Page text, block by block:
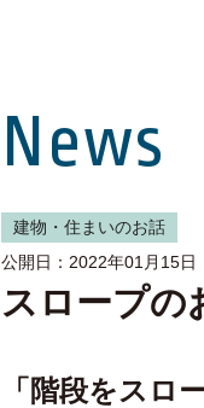
News
建物・住まいのお話
公開日：2022年01月15日
スロープの
「階段をスロ